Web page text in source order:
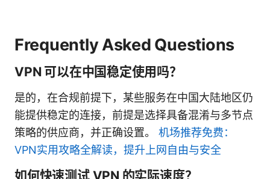
Frequently Asked Questions
VPN 可以在中国稳定使用吗？
是的，在合规前提下，某些服务在中国大陆地区仍
能提供稳定的连接，前提是选择具备混淆与多节点
策略的供应商，并正确设置。 机场推荐免费：
VPN实用攻略全解读，提升上网自由与安全
如何快速测试 VPN 的实际速度？